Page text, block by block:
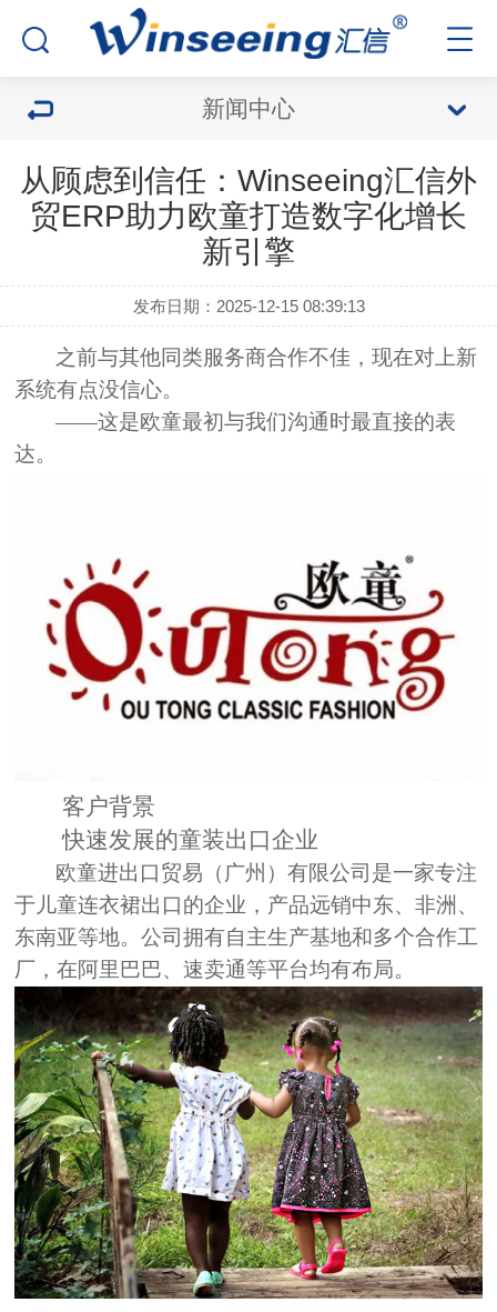
新闻中心
从顾虑到信任：Winseeing汇信外
贸ERP助力欧童打造数字化增长
新引擎
发布日期：2025-12-15 08:39:13
之前与其他同类服务商合作不佳，现在对上新
系统有点没信心。
——这是欧童最初与我们沟通时最直接的表
达。
客户背景
快速发展的童装出口企业
欧童进出口贸易（广州）有限公司是一家专注
于儿童连衣裙出口的企业，产品远销中东、非洲、
东南亚等地。公司拥有自主生产基地和多个合作工
厂，在阿里巴巴、速卖通等平台均有布局。